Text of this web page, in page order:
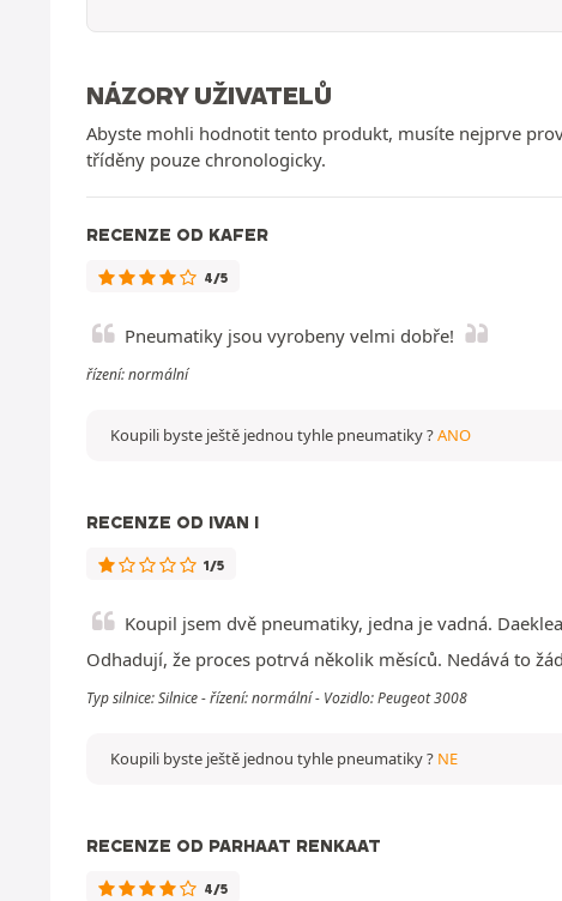
NÁZORY UŽIVATELŮ
Abyste mohli hodnotit tento produkt, musíte nejprve
tříděny pouze chronologicky.
RECENZE OD KAFER
4/5
Pneumatiky jsou vyrobeny velmi dobře!
řízení: normální
Koupili byste ještě jednou tyhle pneumatiky ?ANO
RECENZE OD IVAN I
1/5
Koupil jsem dvě pneumatiky, jedna je vadná.
Odhadují, že proces potrvá několik měsíců. Nedává to
Typ silnice: Silnice - řízení: normální - Vozidlo: Peugeot 3008
Koupili byste ještě jednou tyhle pneumatiky ? NE
RECENZE OD PARHAAT RENKAAT
4/5